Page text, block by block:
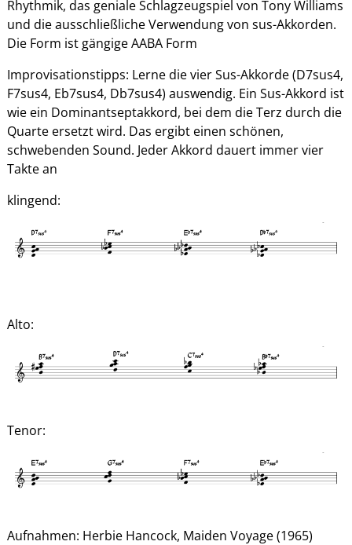
Rhythmik, das geniale Schlagzeugspiel von Tony Williams
und die ausschließliche Verwendung von sus-Akkorden.
Die Form ist gängige AABA Form
Improvisationstipps: Lerne die vier Sus-Akkorde (D7sus4,
F7sus4, Eb7sus4, Db7sus4) auswendig. Ein Sus-Akkord ist
wie ein Dominantseptakkord, bei dem die Terz durch die
Quarte ersetzt wird. Das ergibt einen schönen,
schwebenden Sound. Jeder Akkord dauert immer vier
Takte an
klingend:
Alto:
Tenor:
Aufnahmen: Herbie Hancock, Maiden Voyage (1965)